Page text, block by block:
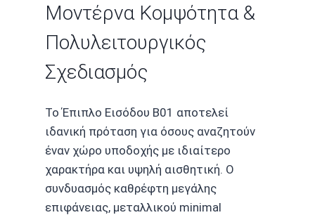
Μοντέρνα Κομψότητα &
Πολυλειτουργικός
Σχεδιασμός
Το Έπιπλο Εισόδου B01 αποτελεί
ιδανική πρόταση για όσους αναζητούν
έναν χώρο υποδοχής με ιδιαίτερο
χαρακτήρα και υψηλή αισθητική. Ο
συνδυασμός καθρέφτη μεγάλης
επιφάνειας, μεταλλικού minimal